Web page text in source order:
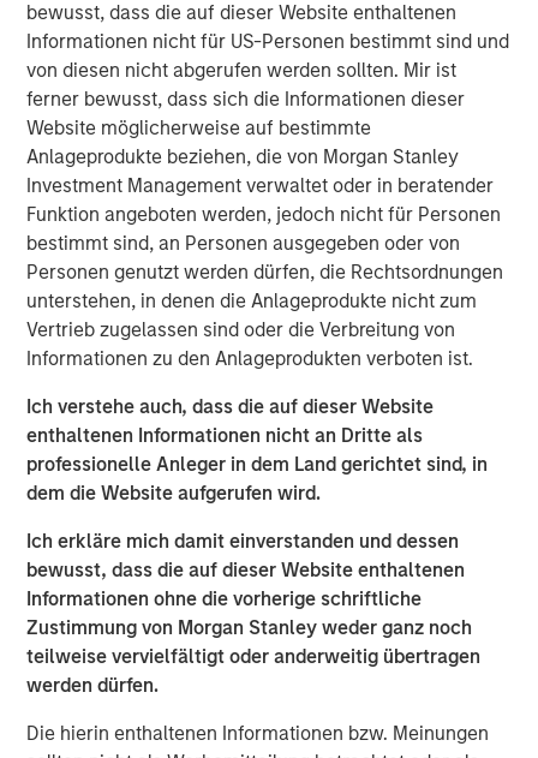
bewusst, dass die auf dieser Website enthaltenen
Informationen nicht für US-Personen bestimmt sind und
von diesen nicht abgerufen werden sollten. Mir ist
ferner bewusst, dass sich die Informationen dieser
Website möglicherweise auf bestimmte
Anlageprodukte beziehen, die von Morgan Stanley
Investment Management verwaltet oder in beratender
Funktion angeboten werden, jedoch nicht für Personen
bestimmt sind, an Personen ausgegeben oder von
Personen genutzt werden dürfen, die Rechtsordnungen
unterstehen, in denen die Anlageprodukte nicht zum
Vertrieb zugelassen sind oder die Verbreitung von
Informationen zu den Anlageprodukten verboten ist.
Ich verstehe auch, dass die auf dieser Website
enthaltenen Informationen nicht an Dritte als
professionelle Anleger in dem Land gerichtet sind, in
dem die Website aufgerufen wird.
Ich erkläre mich damit einverstanden und dessen
bewusst, dass die auf dieser Website enthaltenen
Informationen ohne die vorherige schriftliche
Zustimmung von Morgan Stanley weder ganz noch
teilweise vervielfältigt oder anderweitig übertragen
werden dürfen.
Die hierin enthaltenen Informationen bzw. Meinungen
The investment reflects MSIP’s continued thematic focus
on developing and constructing contracted power assets
that help address the structural supply-demand
imbalance in North American electricity markets.
Greenlight is expected to provide long-term, reliable
power to support growing electricity demand driven by
artificial intelligence and data center growth.
Once completed, Greenlight is expected to supply power
under a long-term agreement to a major data center
development customer constructing a co-located data
center campus. The project is expected to utilize high-
efficiency combined-cycle gas turbine technology and is
expected to begin supplying power in the second half of
2030.
Pembina will serve as construction and operations
manager for the project, bringing local operating
expertise and experience delivering large-scale
infrastructure projects. Kineticor, the developer behind
Greenlight, will continue to provide construction support.
“Greenlight is a compelling opportunity that aligns closely
with MSIP’s strategy – investing in critical infrastructure
assets with long-term offtake alongside strategic
partners,” said Chris Ortega, Head of Americas for MSIP.
“We are proud to partner with Pembina and Kineticor to